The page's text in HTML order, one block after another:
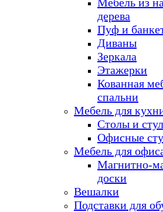
дерева
Пуф и
Диваны
Зеркала
Этажерки
Кованная
спальни
Мебель для
Столы и
Офисные
Мебель для
Магнитно-
доски
Вешалки
Подставки для